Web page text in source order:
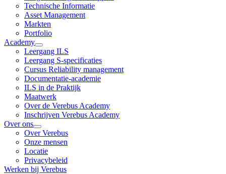
Technische Informatie
Asset Management
Markten
Portfolio
Academy
Leergang ILS
Leergang S-specificaties
Cursus Reliability management
Documentatie-academie
ILS in de Praktijk
Maatwerk
Over de Verebus Academy
Inschrijven Verebus Academy
Over ons
Over Verebus
Onze mensen
Locatie
Privacybeleid
Werken bij Verebus